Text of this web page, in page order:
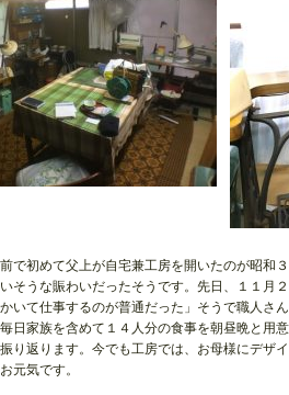
で初めて父上が自宅兼工房を開いたのが昭和
そうな賑わいだったそうです。先日、１１月
いて仕事するのが普通だった」そうで職人さ
日家族を含めて１４人分の食事を朝昼晩と用
り返ります。今でも工房では、お母様にデザ
元気です。